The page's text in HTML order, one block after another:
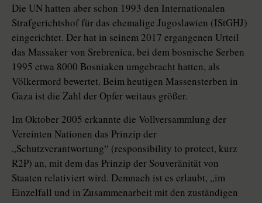
Die UN hatten aber schon 1993 den Internationalen
Strafgerichtshof für das ehemalige Jugoslawien (IStGHJ)
eingerichtet. Der hat in seinem 2017 ergangenen Urteil
das Massaker von Srebrenica, bei dem bosnische Serben
1995 etwa 8000 Bosniaken umgebracht hatten, als
Völkermord bewertet. Beim heutigen Massensterben in
Gaza ist die Zahl der Opfer weitaus größer.
Im Oktober 2005 erkannte die Vollversammlung der
Vereinten Nationen das Prinzip der
„Schutzverantwortung“ (responsibility to protect, kurz
R2P) an, mit dem das Prinzip der Souveränität von
Staaten relativiert wird. Demnach ist es erlaubt, „im
Einzelfall und in Zusammenarbeit mit den zuständigen